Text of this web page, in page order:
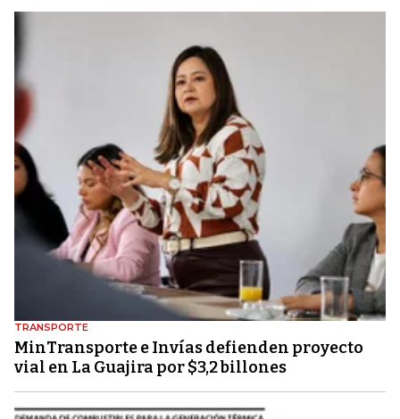
TRANSPORTE
MinTransporte e Invías defienden proyecto
vial en La Guajira por $3,2 billones